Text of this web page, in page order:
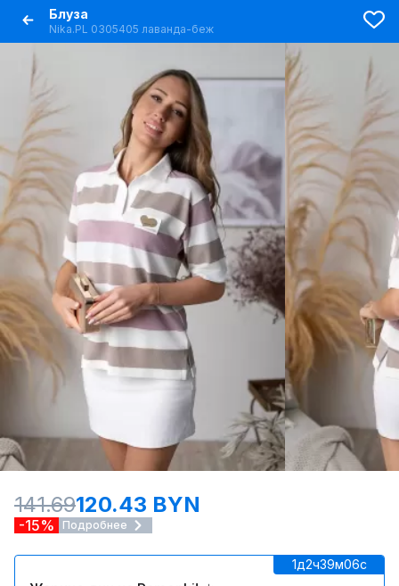
Блуза
Nika.PL 0305405 лаванда-беж
141.69120.43 BYN
-15% Подробнее
1д2ч39м06c